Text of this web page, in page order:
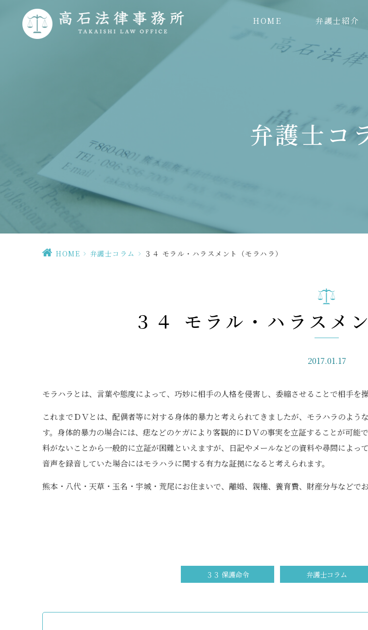
HOME 弁護士紹介
弁護士コ
HOME > 弁護士コラム > ３４ モラル・ハラスメント（モラハラ）
３４ モラル・ハラスメ
2017.01.17
モラハラとは、言葉や態度によって、巧妙に相手の人格を侵害し、委縮させることで相手を操
これまでＤＶとは、配偶者等に対する身体的暴力と考えられてきましたが、モラハラのよ
す。身体的暴力の場合には、痣などのケガにより客観的にＤＶの事実を立証することが可
料がないことから一般的に立証が困難といえますが、日記やメールなどの資料や尋問によ
音声を録音していた場合にはモラハラに関する有力な証拠になると考えられます。
熊本・八代・天草・玉名・宇城・荒尾にお住まいで、離婚、親権、養育費、財産分与などで
３３ 保護命令 弁護士コラム